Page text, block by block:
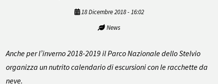
18 Dicembre 2018 - 16:02
News
Anche per l’inverno 2018-2019 il Parco Nazionale dello Stelvio
organizza un nutrito calendario di escursioni con le racchette da
neve.